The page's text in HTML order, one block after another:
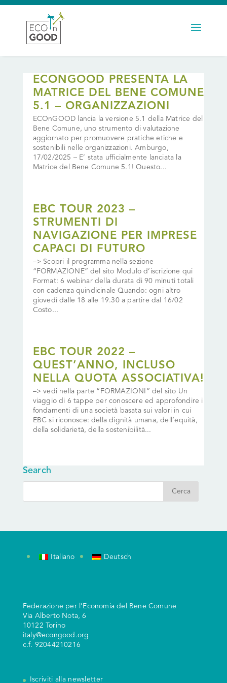
ECONGOOD PRESENTA LA
MATRICE DEL BENE COMUNE
5.1 – ORGANIZZAZIONI
ECOnGOOD lancia la versione 5.1 della Matrice del
Bene Comune, uno strumento di valutazione
aggiornato per promuovere pratiche etiche e
sostenibili nelle organizzazioni. Amburgo,
17/02/2025 – E’ stata ufficialmente lanciata la
Matrice del Bene Comune 5.1! Questo...
EBC TOUR 2023 –
STRUMENTI DI
NAVIGAZIONE PER IMPRESE
CAPACI DI FUTURO
–> Scopri il programma nella sezione
“FORMAZIONE” del sito Modulo d’iscrizione qui
Format: 6 webinar della durata di 90 minuti totali
con cadenza quindicinale Quando: ogni altro
giovedì dalle 18 alle 19.30 a partire dal 16/02
Costo...
EBC TOUR 2022 –
QUEST’ANNO, INCLUSO
NELLA QUOTA ASSOCIATIVA!
–> vedi nella parte “FORMAZIONI” del sito Un
viaggio di 6 tappe per conoscere ed approfondire i
fondamenti di una società basata sui valori in cui
EBC si riconosce: della dignità umana, dell’equità,
della solidarietà, della sostenibilità...
Search
Italiano Deutsch
Federazione per l’Economia del Bene Comune
Via Alberto Nota, 6
10122 Torino
italy@econgood.org
c.f. 92044210216
Iscriviti alla newsletter